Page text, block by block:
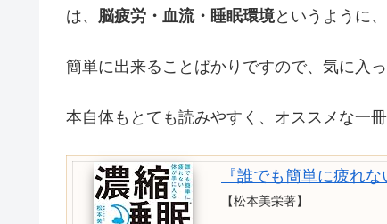
は、 脳疲労・血流・睡眠環境というように
簡単に出来ることばかりですので、気に入
本自体もとても読みやすく、オススメな一冊
『誰でも簡単に疲れ
【松本美栄著】